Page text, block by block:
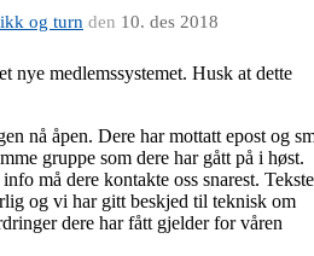
og turn den 10. des 2018
nye medlemssystemet. Husk at dette
nå åpen. Dere har mottatt epost og
gruppe som dere har gått på i høst.
må dere kontakte oss snarest.
og vi har gitt beskjed til teknisk om
dere har fått gjelder for våren